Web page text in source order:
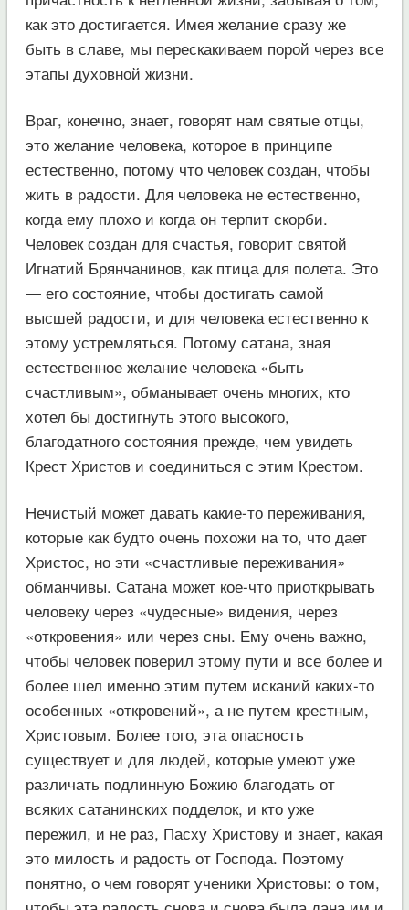
как это достигается. Имея желание сразу же
быть в славе, мы перескакиваем порой через все
этапы духовной жизни.
Враг, конечно, знает, говорят нам святые отцы,
это желание человека, которое в принципе
естественно, потому что человек создан, чтобы
жить в радости. Для человека не естественно,
когда ему плохо и когда он терпит скорби.
Человек создан для счастья, говорит святой
Игнатий Брянчанинов, как птица для полета. Это
— его состояние, чтобы достигать самой
высшей радости, и для человека естественно к
этому устремляться. Потому сатана, зная
естественное желание человека «быть
счастливым», обманывает очень многих, кто
хотел бы достигнуть этого высокого,
благодатного состояния прежде, чем увидеть
Крест Христов и соединиться с этим Крестом.
Нечистый может давать какие-то переживания,
которые как будто очень похожи на то, что дает
Христос, но эти «счастливые переживания»
обманчивы. Сатана может кое-что приоткрывать
человеку через «чудесные» видения, через
«откровения» или через сны. Ему очень важно,
чтобы человек поверил этому пути и все более и
более шел именно этим путем исканий каких-то
особенных «откровений», а не путем крестным,
Христовым. Более того, эта опасность
существует и для людей, которые умеют уже
различать подлинную Божию благодать от
всяких сатанинских подделок, и кто уже
пережил, и не раз, Пасху Христову и знает, какая
это милость и радость от Господа. Поэтому
понятно, о чем говорят ученики Христовы: о том,